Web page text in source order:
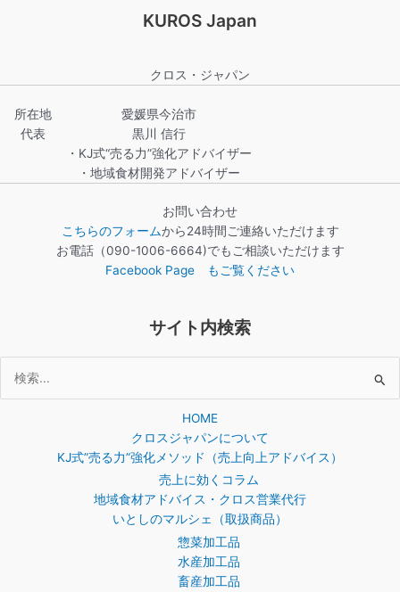
KUROS Japan
クロス・ジャパン
所在地
代表
愛媛県今治市
黒川 信行
・KJ式“売る力”強化アドバイザー
・地域食材開発アドバイザー
お問い合わせ
こちらのフォームから24時間ご連絡いただけます
お電話（090-1006-6664)でもご相談いただけます
Facebook Page もご覧ください
サイト内検索
索
HOME
クロスジャパンについて
KJ式”売る力”強化メソッド（売上向上アドバイス）
売上に効くコラム
地域食材アドバイス・クロス営業代行
いとしのマルシェ（取扱商品）
惣菜加工品
水産加工品
畜産加工品